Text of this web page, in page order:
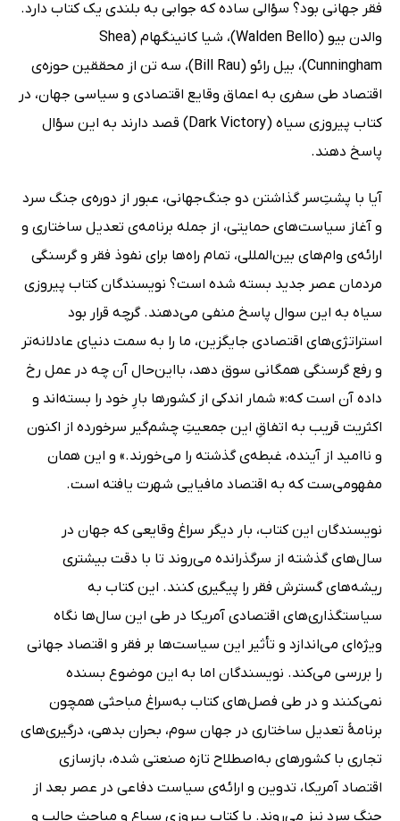
فقر جهانی بود؟ سؤالی ساده که جوابی به بلندی یک کتاب دارد.
والدن بیو (Walden Bello)، شیا کانینگهام (Shea
Cunningham)، بیل رائو (Bill Rau)، سه تن از محققین حوزه‌ی
اقتصاد طی سفری به اعماق وقایع اقتصادی و سیاسی جهان، در
کتاب پیروزی سیاه (Dark Victory) قصد دارند به این سؤال
پاسخ دهند.
آیا با پشت‌ِسر گذاشتن دو جنگ‌جهانی، عبور از دوره‌ی جنگ سرد
و آغاز سیاست‌های حمایتی، از جمله برنامه‌ی تعدیل ساختاری و
ارائه‌ی وام‌های بین‌المللی، تمام راه‌ها برای نفوذ فقر و گرسنگی
مردمان عصر جدید بسته شده است؟ نویسندگان کتاب پیروزی
سیاه به این سوال پاسخ منفی می‌دهند. گرچه قرار بود
استراتژی‌های اقتصادی جایگزین، ما را به سمت دنیای عادلانه‌تر
و رفع گرسنگی همگانی سوق دهد، بااین‌حال آن چه در عمل رخ
داده آن است که:« شمار اندکی از کشورها بارِ خود را بسته‌اند و
اکثریت قریب به اتفاقِ این جمعیتِ چشم‌گیر سرخورده از اکنون
و ناامید از آینده، غبطه‌ی گذشته را می‌خورند.» و این همان
مفهومی‌ست که به اقتصاد مافیایی شهرت یافته است.
نویسندگان این کتاب، بار دیگر سراغ وقایعی که جهان در
سال‌های گذشته از سرگذرانده می‌روند تا با دقت بیشتری
ریشه‌های گسترش فقر را پیگیری کنند. این کتاب به
سیاستگذاری‌های اقتصادی آمریکا در طی این سال‌ها نگاه
ویژه‌ای می‌اندازد و تأثیر این سیاست‌ها بر فقر و اقتصاد جهانی
را بررسی می‌کند. نویسندگان اما به این موضوع بسنده
نمی‌کنند و در طی فصل‌های کتاب به‌سراغ مباحثی همچون
برنامۀ تعدیل ساختاری در جهان سوم، بحران بدهی، درگیری‌های
تجاری با کشورهای به‌اصطلاح تازه صنعتی شده، بازسازی
اقتصاد آمریکا، تدوین و ارائه‌ی سیاست دفاعی در عصر بعد از
جنگِ سرد نیز می‌روند. با کتاب پیروزی سیاع و مباحث جالب و